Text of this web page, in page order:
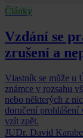
Články
Vzdání se
zrušení a
Vlastník se může u
známce v rozsahu
nebo některých z
doručení prohlášení
vzít zpět.
JUDr. David